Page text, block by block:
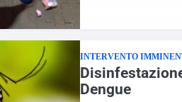
INTERVENTO
Dengue